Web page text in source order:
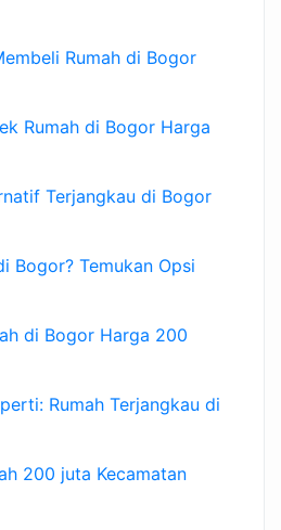
Rumah di Bogor
Rumah di Bogor Harga
Terjangkau di Bogor
Bogor? Temukan Opsi
di Bogor Harga 200
Rumah Terjangkau di
200 juta Kecamatan